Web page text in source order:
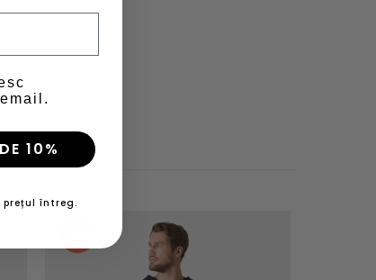
10%
prețul întreg.